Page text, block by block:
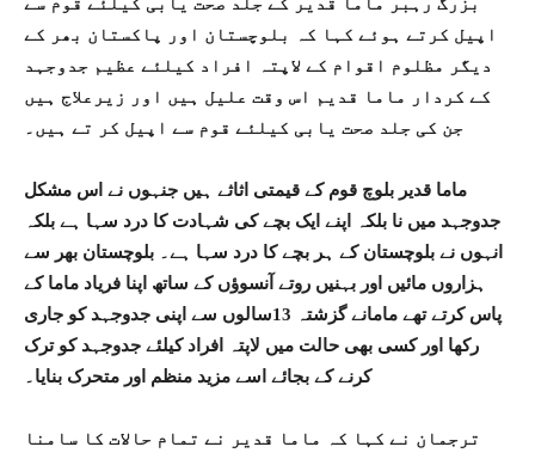
اپیل کرتے ہوئے کہا کہ بلوچستان اور پاکستان بھر کے
دیگر مظلوم اقوام کے لاپتہ افراد کیلئے عظیم جدوجہد
کے کردار ماما قدیم اس وقت علیل ہیں اور زیرعلاج ہیں
جن کی جلد صحت یابی کیلئے قوم سے اپیل کر تے ہیں۔
ماما قدیر بلوچ قوم کے قیمتی اثاثے ہیں جنہوں نے اس مشکل
جدوجہد میں نا بلکہ اپنے ایک بچے کی شہادت کا درد سہا ہے بلکہ
انہوں نے بلوچستان کے ہر بچے کا درد سہا ہے۔ بلوچستان بھر سے
ہزاروں مائیں اور بہنیں روتے آنسوؤں کے ساتھ اپنا فریاد ماما کے
پاس کرتے تھے مامانے گزشتہ 13سالوں سے اپنی جدوجہد کو جاری
رکھا اور کسی بھی حالت میں لاپتہ افراد کیلئے جدوجہد کو ترک
کرنے کے بجائے اسے مزید منظم اور متحرک بنایا۔
ترجمان نے کہا کہ ماما قدیر نے تمام حالات کا سامنا